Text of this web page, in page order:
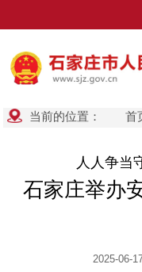
当前的位置： 首
人人争当
石家庄举办
2025-06-